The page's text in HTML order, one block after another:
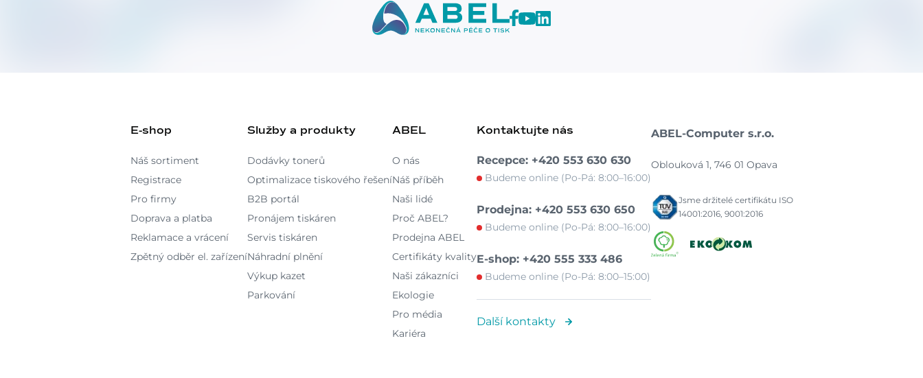
E-shop
Náš sortiment
Registrace
Pro firmy
Doprava a platba
Reklamace a vrácení
Zpětný odběr el. zařízení
Služby a produkty
Dodávky tonerů
Optimalizace tiskového řešení
B2B portál
Pronájem tiskáren
Servis tiskáren
Náhradní plnění
Výkup kazet
Parkování
ABEL
O nás
Náš příběh
Naši lidé
Proč ABEL?
Prodejna ABEL
Certifikáty kvality
Naši zákazníci
Ekologie
Pro média
Kariéra
Kontaktujte nás
Recepce: +420 553 630 630
Budeme online (Po-Pá: 8:00–16:00)
Prodejna: +420 553 630 650
Budeme online (Po-Pá: 8:00–16:00)
E-shop: +420 555 333 486
Budeme online (Po-Pá: 8:00–15:00)
Další kontakty
ABEL-Computer s.r.o.
Oblouková 1, 746 01 Opava
Jsme držitelé certifikátu ISO
14001:2016, 9001:2016